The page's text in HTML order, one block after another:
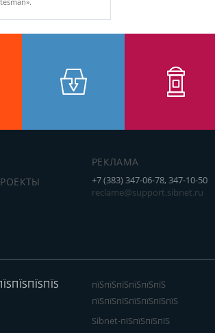
РЕКЛАМА
+7 (383) 347-06-78, 347-10-50
reclame@support.sibnet.ru
пїЅпїЅпїЅпїЅпїЅпїЅ
пїЅпїЅпїЅпїЅпїЅпїЅпїЅ
Sibnet-пїЅпїЅпїЅпїЅ